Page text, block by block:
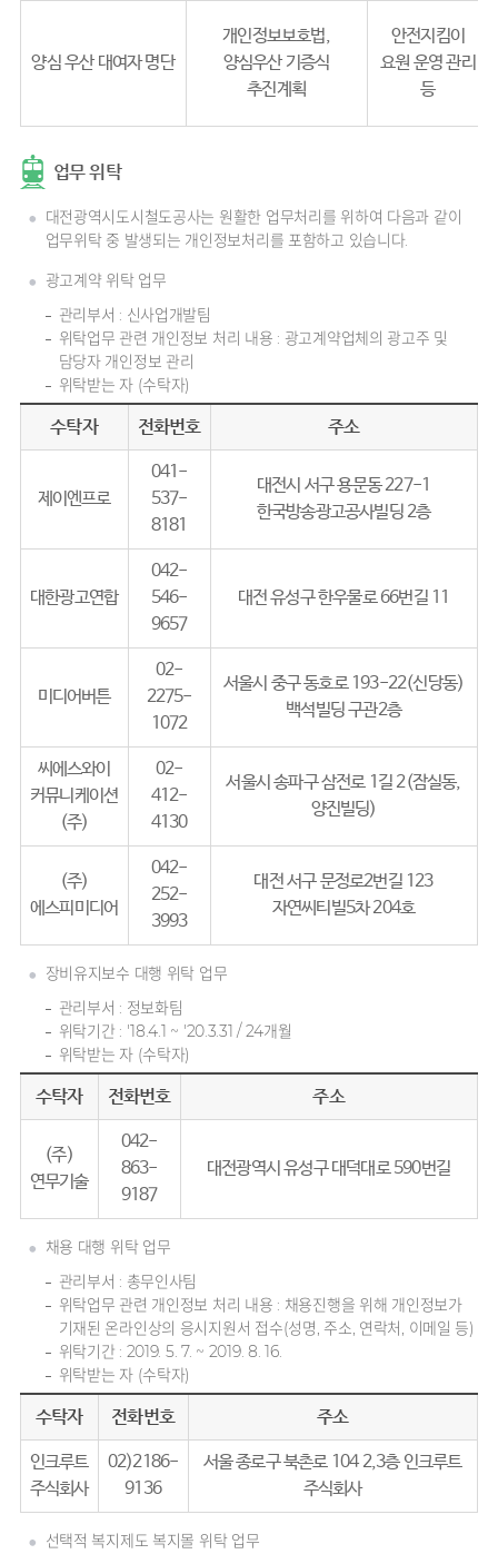
양심 우산 대여자 명단
개인정보보호법,
양심우산 기증식
추진계획
안전지킴이
요원 운영 관리
등
업무 위탁
대전광역시도시철도공사는 원활한 업무처리를 위하여 다음과 같이
업무위탁 중 발생되는 개인정보처리를 포함하고 있습니다.
광고계약 위탁 업무
관리부서 : 신사업개발팀
위탁업무 관련 개인정보 처리 내용 : 광고계약업체의 광고주 및
담당자 개인정보 관리
위탁받는 자 (수탁자)
수탁자 전화번호 주소
제이엔프로
041-
537-
8181
대전시 서구 용문동 227-1
한국방송광고공사빌딩 2층
대한광고연합
042-
546-
9657
대전 유성구 한우물로 66번길 11
미디어버튼
02-
2275-
1072
서울시 중구 동호로 193-22(신당동)
백석빌딩 구관2층
씨에스와이
커뮤니케이션
(주)
02-
412-
4130
서울시 송파구 삼전로 1길 2(잠실동,
양진빌딩)
(주)
에스피미디어
042-
252-
3993
대전 서구 문정로2번길 123
자연씨티빌5차 204호
장비유지보수 대행 위탁 업무
관리부서 : 정보화팀
위탁기간 : '18.4.1 ~ '20.3.31 / 24개월
위탁받는 자 (수탁자)
수탁자 전화번호 주소
(주)
연무기술
042-
863-
9187
대전광역시 유성구 대덕대로 590번길
채용 대행 위탁 업무
관리부서 : 총무인사팀
위탁업무 관련 개인정보 처리 내용 : 채용진행을 위해 개인정보가
기재된 온라인상의 응시지원서 접수(성명, 주소, 연락처, 이메일 등)
위탁기간 : 2019. 5. 7. ~ 2019. 8. 16.
위탁받는 자 (수탁자)
수탁자 전화번호 주소
인크루트
주식회사
02)2186-
9136
서울 종로구 북촌로 104 2,3층 인크루트
주식회사
선택적 복지제도 복지몰 위탁 업무